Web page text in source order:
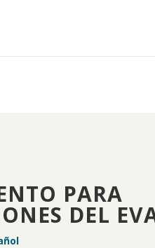
PARA
DEL